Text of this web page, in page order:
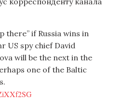
there” if Russia wins in
US spy chief David
will be the next in the
one of the Baltic